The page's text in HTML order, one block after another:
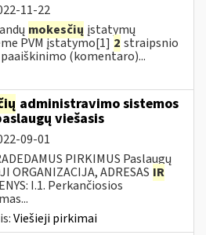
11-22
mokesčių įstatymų
PVM įstatymo[1] 2 straipsnio
(komentaro)...
administravimo sistemos
viešasis
09-01
PIRKIMUS Paslaugų
ORGANIZACIJA, ADRESAS IR
I.1. Perkančiosios
Viešieji pirkimai